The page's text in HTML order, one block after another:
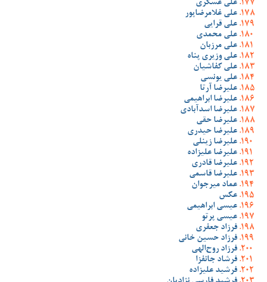
علی عسگری
علی غلامرضاپور
علی قرایی
علی محمدی
علی مرزبان
علی وزیری پناه
علی کفاشیان
علی یونسی
علیرضا آرتا
علیرضا ابراهیمی
علیرضا اسدآبادی
علیرضا حقی
علیرضا حیدری
علیرضا زینلی
علیرضا علیزاده
علیرضا قادری
علیرضا قاسمی
عماد میرجوان
عکس
عیسی ابراهیمی
عیسی پرتو
فرزاد جعفری
فرزاد حسین خانی
فرزاد روح‌الهی
فرشاد جانفزا
فرشید علیزاده